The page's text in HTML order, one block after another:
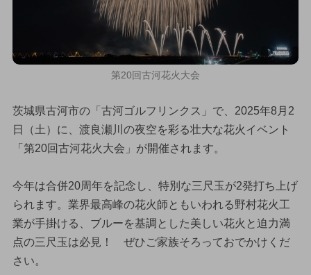
第20回古河花火大会
茨城県古河市の「古河ゴルフリンクス」で、2025年8月2
日（土）に、渡良瀬川の夜空を彩る壮大な花火イベント
「第20回古河花火大会」が開催されます。
今年は合併20周年を記念し、特別な三尺玉が2発打ち上げ
られます。業界最高峰の花火師ともいわれる野村花火工
業が手掛ける、ブルーを基調とした美しい花火と迫力満
点の三尺玉は必見！ ぜひご家族そろっておでかけくだ
さい。